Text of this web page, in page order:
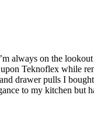
always on the
Teknoflex while
drawer pulls I
to my kitchen but